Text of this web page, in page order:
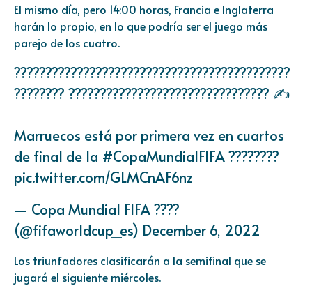
El mismo día, pero 14:00 horas, Francia e Inglaterra
harán lo propio, en lo que podría ser el juego más
parejo de los cuatro.
????????????????????????????????????????????
???????? ???????????????????????????????? ✍️
Marruecos está por primera vez en cuartos
de final de la #CopaMundialFIFA????????
pic.twitter.com/GLMCnAF6nz
— Copa Mundial FIFA ????
(@fifaworldcup_es) December 6, 2022
Los triunfadores clasificarán a la semifinal que se
jugará el siguiente miércoles.